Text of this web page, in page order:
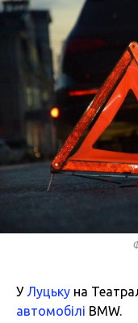
У Луцьку на
автомобілі BMW.